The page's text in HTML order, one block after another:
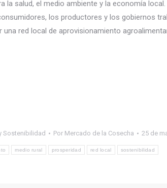
la salud, el medio ambiente y la economía
los productores y los gobiernos
red local de aprovisionamiento
Sostenibilidad Por Mercado de la Cosecha 25 de
medio rural prosperidad red local sostenibilidad